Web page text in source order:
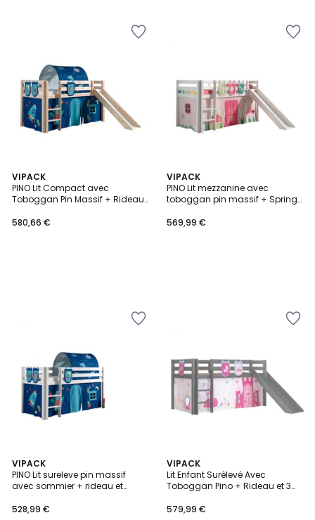
VIPACK
PINO Lit Compact avec
Toboggan Pin Massif + Rideau,
580,66 €
VIPACK
PINO Lit mezzanine avec
toboggan pin massif + Spring
569,99 €
VIPACK
PINO Lit sureleve pin massif
avec sommier + rideau et
space
528,99 €
VIPACK
Lit Enfant Surélevé Avec
Toboggan Pino + Rideau et 3
579,99 €